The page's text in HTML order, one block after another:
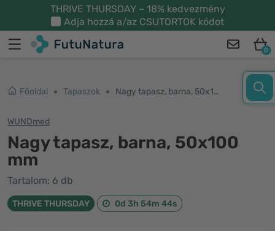
THRIVE THURSDAY – 18% kedvezmény
Adja hozzá a/az CSUTORTOK kódot
0
Főoldal Tapaszok Nagy tapasz, barna, 50x100 mm
WUNDmed
Nagy tapasz, barna, 50x100
mm
Tartalom: 6 db
THRIVE THURSDAY 0d 3h 54m 43s